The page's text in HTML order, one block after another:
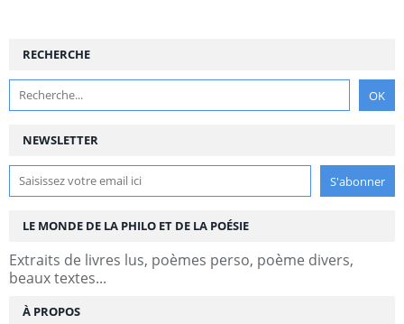
NEWSLETTER
RECHERCHE
LE MONDE DE LA PHILO ET DE LA POÉSIE
Extraits de livres lus, poèmes perso, poème divers,
beaux textes...
À PROPOS